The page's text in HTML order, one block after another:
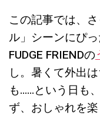
この記事では、
ル」シーンにぴっ
FUDGE FRIENDの
し。暑くて外出
も……という日も
ず、おしゃれを楽